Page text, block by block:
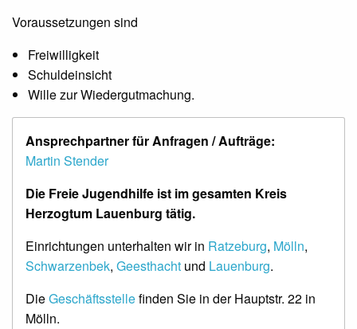
Voraussetzungen sind
Freiwilligkeit
Schuldeinsicht
Wille zur Wiedergutmachung.
Ansprechpartner für Anfragen / Aufträge:
Martin Stender
Die Freie Jugendhilfe ist im gesamten Kreis
Herzogtum Lauenburg tätig.
Einrichtungen unterhalten wir in Ratzeburg, Mölln,
Schwarzenbek, Geesthacht und Lauenburg.
DieGeschäftsstellefinden Sie in der Hauptstr. 22 in
Mölln.